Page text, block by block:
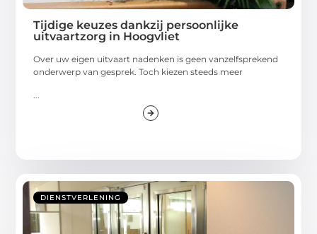
Tijdige keuzes dankzij persoonlijke
uitvaartzorg in Hoogvliet
Over uw eigen uitvaart nadenken is geen vanzelfsprekend
onderwerp van gesprek. Toch kiezen steeds meer
DIENSTVERLENING